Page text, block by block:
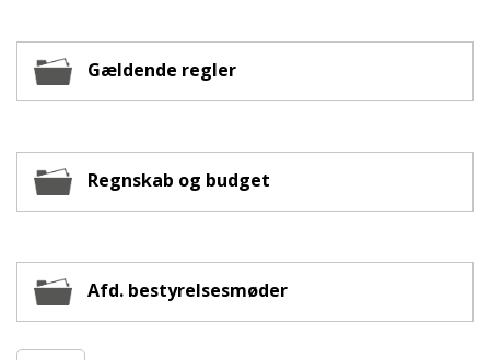
Gældende regler
Regnskab og budget
Afd. bestyrelsesmøder